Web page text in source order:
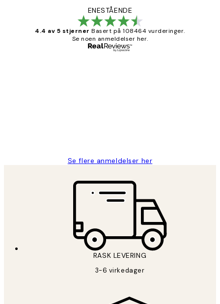
ENESTÅENDE
4.4 av 5 stjerner Basert på 108464 vurderinger.
Se noen anmeldelser her.
Se flere anmeldelser her
RASK LEVERING
3-6 virkedager